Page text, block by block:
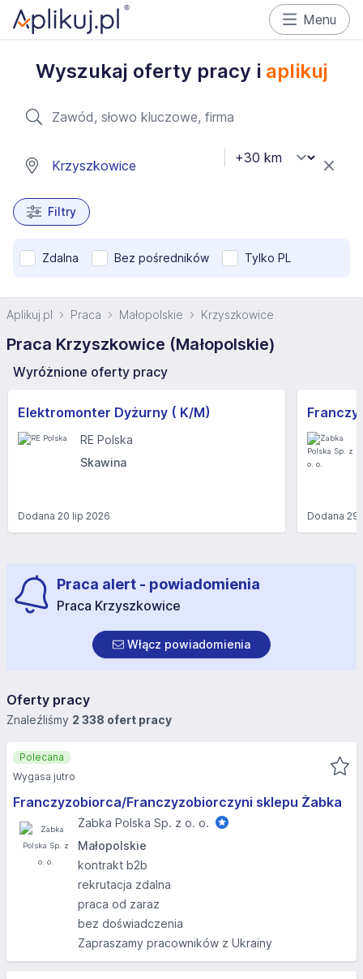
Menu
Wyszukaj oferty pracy i aplikuj
Filtry
Zdalna Bez pośredników Tylko PL
Aplikuj.pl Praca Małopolskie Krzyszkowice
Praca Krzyszkowice (Małopolskie)
Wyróżnione oferty pracy
Elektromonter Dyżurny ( K/M)
RE Polska
Skawina
Dodana 20 lip 2026 Dodana29
Praca alert - powiadomienia
Praca Krzyszkowice
Włącz powiadomienia
Oferty pracy
Znaleźliśmy 2 338 ofert pracy
Franczyzobiorca/Franczyzobiorczyni sklepu Żabka
Żabka Polska Sp. z o. o.
Małopolskie
kontrakt b2b
rekrutacja zdalna
praca od zaraz
bez doświadczenia
Zapraszamy pracowników z Ukrainy
Polecana
Wygasa jutro